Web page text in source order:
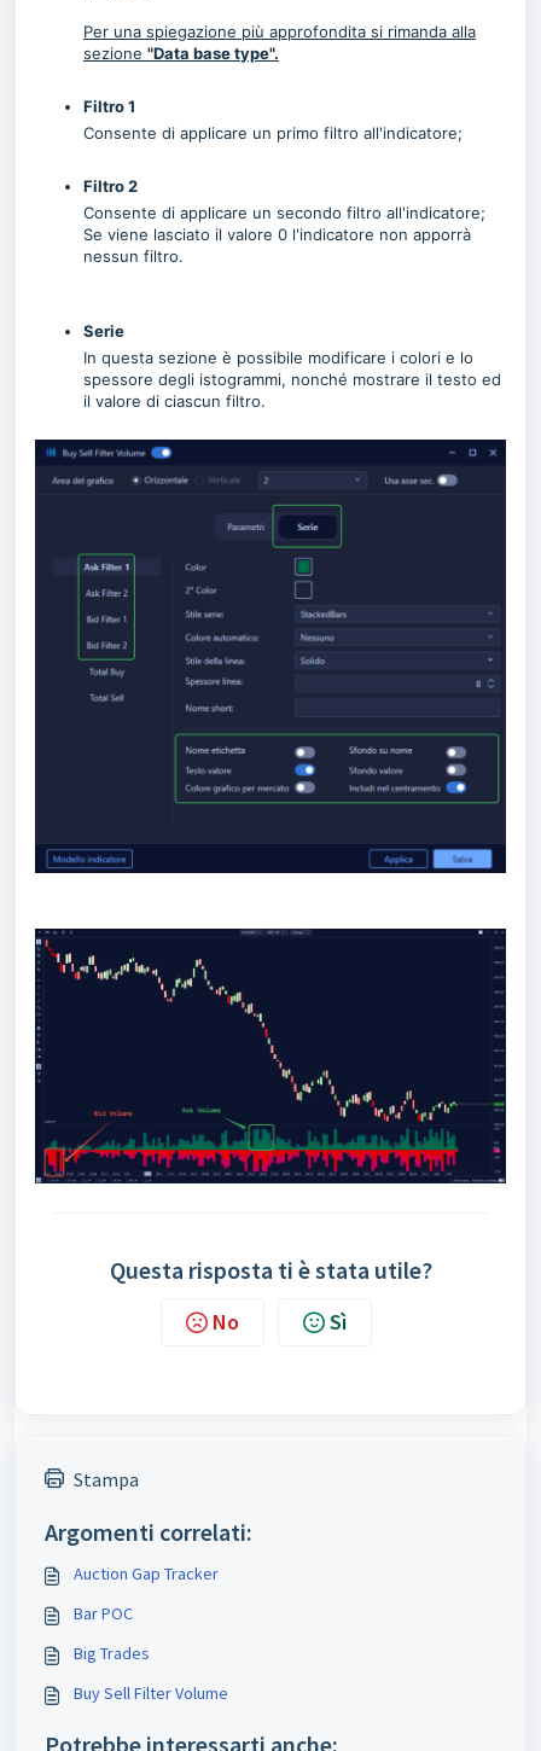
Per una spiegazione più approfondita si rimanda alla
sezione "Data base type".
Filtro 1
Consente di applicare un primo filtro all'indicatore;
Filtro 2
Consente di applicare un secondo filtro all'indicatore;
Se viene lasciato il valore 0 l'indicatore non apporrà
nessun filtro.
Serie
In questa sezione è possibile modificare i colori e lo
spessore degli istogrammi, nonché mostrare il testo ed
il valore di ciascun filtro.
Questa risposta ti è stata utile?
No Sì
Stampa
Argomenti correlati:
Auction Gap Tracker
Bar POC
Big Trades
Buy Sell Filter Volume
Potrebbe interessarti anche: